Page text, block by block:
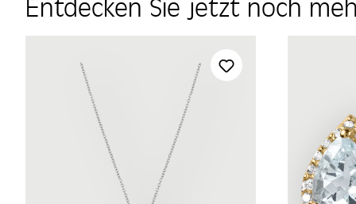
Entdecken Sie jetzt noch